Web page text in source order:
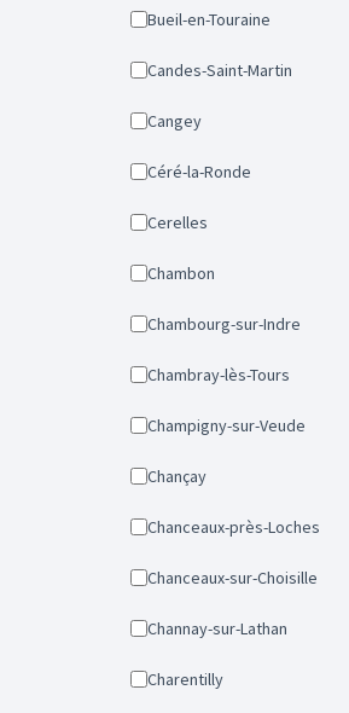
Bueil-en-Touraine
Candes-Saint-Martin
Cangey
Céré-la-Ronde
Cerelles
Chambon
Chambourg-sur-Indre
Chambray-lès-Tours
Champigny-sur-Veude
Chançay
Chanceaux-près-Loches
Chanceaux-sur-Choisille
Channay-sur-Lathan
Charentilly